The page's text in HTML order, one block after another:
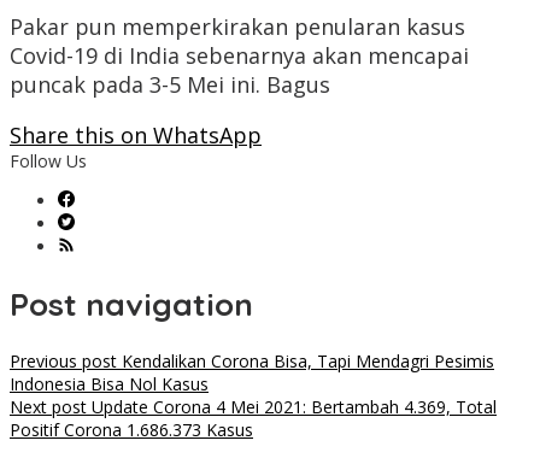
Pakar pun memperkirakan penularan kasus
Covid-19 di India sebenarnya akan mencapai
puncak pada 3-5 Mei ini. Bagus
Share this on WhatsApp
Follow Us
Post navigation
Previous post Kendalikan Corona Bisa, Tapi Mendagri Pesimis
Indonesia Bisa Nol Kasus
Next post Update Corona 4 Mei 2021: Bertambah 4.369, Total
Positif Corona 1.686.373 Kasus